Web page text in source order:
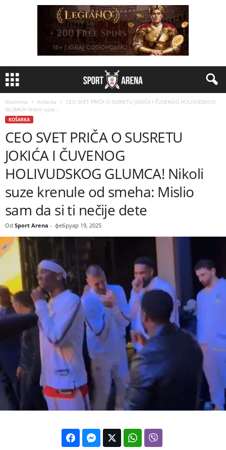
Naslovna Košarka
CEO SVET PRIČA O SUSRETU JOKIĆA I ČUVENOG HOLIVUDSKOG
GLUMCA! Nikoli suze...
KOŠARKA
CEO SVET PRIČA O SUSRETU
JOKIĆA I ČUVENOG
HOLIVUDSKOG GLUMCA! Nikoli
suze krenule od smeha: Mislio
sam da si ti nečije dete
Od Sport Arena - фебруар 19, 2025